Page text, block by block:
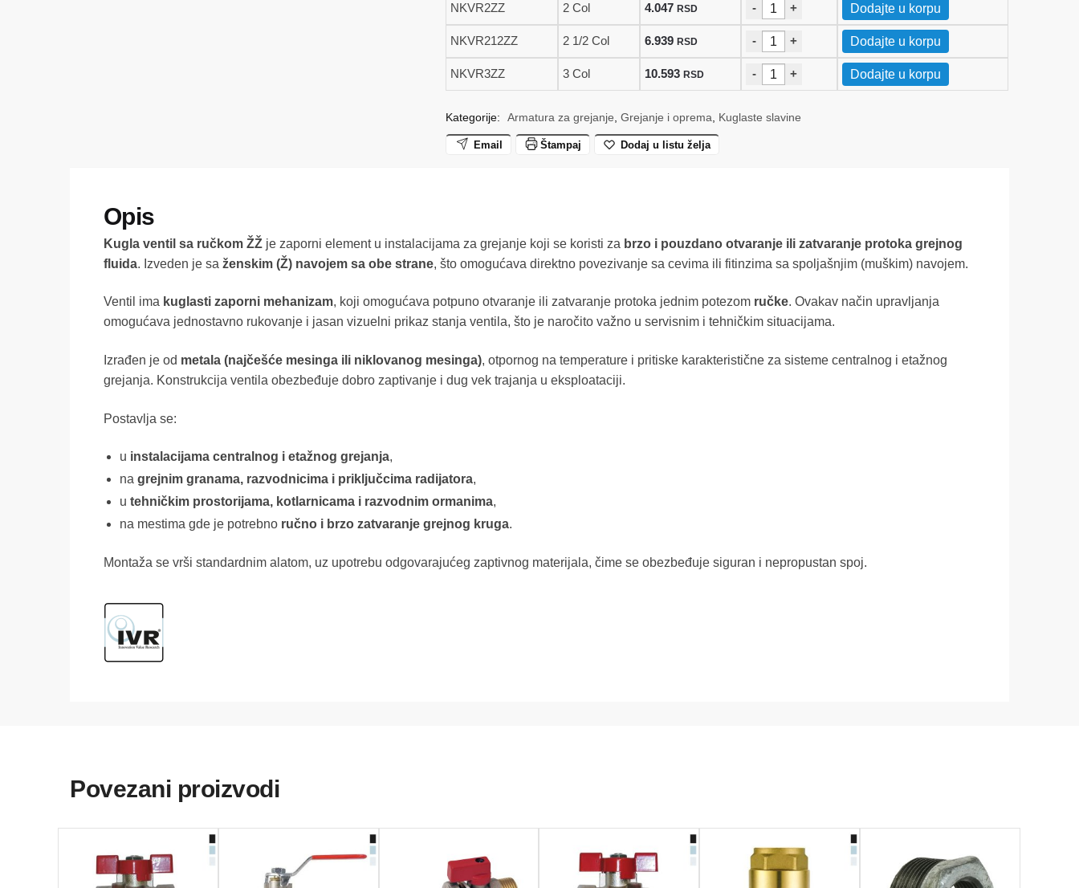
NKVR2ZZ 2 Col 4.047RSD - + Dodajte u korpu
NKVR212ZZ 2 1/2 Col 6.939RSD - + Dodajte u korpu
NKVR3ZZ 3 Col 10.593RSD - + Dodajte u korpu
Kategorije: Armatura za grejanje ,Grejanje i oprema Kuglaste slavine
Dodaj u listu želja
Email Štampaj
Kugla ventil sa ručkom ŽŽje zaporni element u instalacijama za grejanje koji se koristi za brzo i pouzdano otvaranje ili zatvaranje protoka grejnog
fluida. Izveden je sa ženskim (Ž) navojem sa obe strane, što omogućava direktno povezivanje sa cevima ili fitinzima sa spoljašnjim (muškim) navojem.
Ventil ima kuglasti zaporni mehanizam, koji omogućava potpuno otvaranje ili zatvaranje protoka jednim potezom ručke. Ovakav način upravljanja
omogućava jednostavno rukovanje i jasan vizuelni prikaz stanja ventila, što je naročito važno u servisnim i tehničkim situacijama.
Izrađen je od metala (najčešće mesinga ili niklovanog mesinga), otpornog na temperature i pritiske karakteristične za sisteme centralnog i etažnog
grejanja. Konstrukcija ventila obezbeđuje dobro zaptivanje i dug vek trajanja u eksploataciji.
Postavlja se:
u instalacijama centralnog i etažnog grejanja,
na grejnim granama, razvodnicima i priključcima radijatora,
u tehničkim prostorijama, kotlarnicama i razvodnim ormanima,
na mestima gde je potrebno ručno i brzo zatvaranje grejnog kruga.
Montaža se vrši standardnim alatom, uz upotrebu odgovarajućeg zaptivnog materijala, čime se obezbeđuje siguran i nepropustan spoj.
Povezani proizvodi